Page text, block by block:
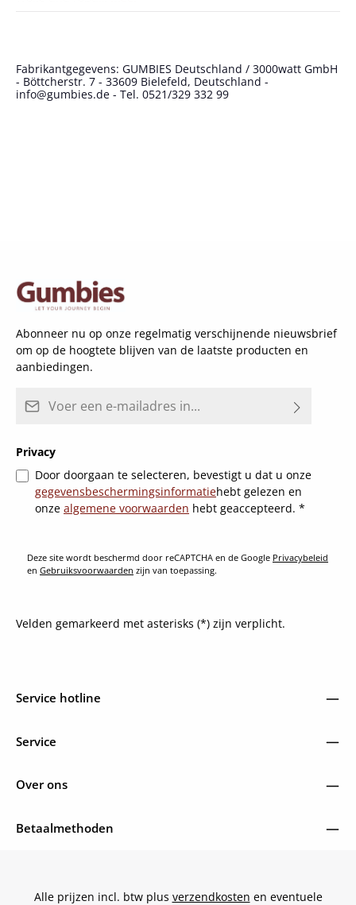
Fabrikantgegevens: GUMBIES Deutschland / 3000watt GmbH
- Böttcherstr. 7 - 33609 Bielefeld, Deutschland -
info@gumbies.de - Tel. 0521/329 332 99
Abonneer nu op onze regelmatig verschijnende nieuwsbrief
om op de hoogtete blijven van de laatste producten en
aanbiedingen.
Privacy
Door doorgaan te selecteren, bevestigt u dat u onze
gegevensbeschermingsinformatiehebt gelezen en
onze algemene voorwaarden hebt geaccepteerd. *
Deze site wordt beschermd door reCAPTCHA en de Google Privacybeleid
en Gebruiksvoorwaarden zijn van toepassing.
Velden gemarkeerd met asterisks (*) zijn verplicht.
Service hotline
Service
Over ons
Betaalmethoden
Alle prijzen incl. btw plus verzendkosten en eventuele